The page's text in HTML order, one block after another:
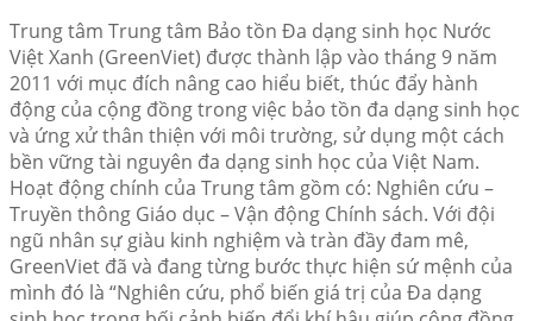
Trung tâm Trung tâm Bảo tồn Đa dạng sinh học Nước
Việt Xanh (GreenViet) được thành lập vào tháng 9 năm
2011 với mục đích nâng cao hiểu biết, thúc đẩy hành
động của cộng đồng trong việc bảo tồn đa dạng sinh học
và ứng xử thân thiện với môi trường, sử dụng một cách
bền vững tài nguyên đa dạng sinh học của Việt Nam.
Hoạt động chính của Trung tâm gồm có: Nghiên cứu –
Truyền thông Giáo dục – Vận động Chính sách. Với đội
ngũ nhân sự giàu kinh nghiệm và tràn đầy đam mê,
GreenViet đã và đang từng bước thực hiện sứ mệnh của
mình đó là “Nghiên cứu, phổ biến giá trị của Đa dạng